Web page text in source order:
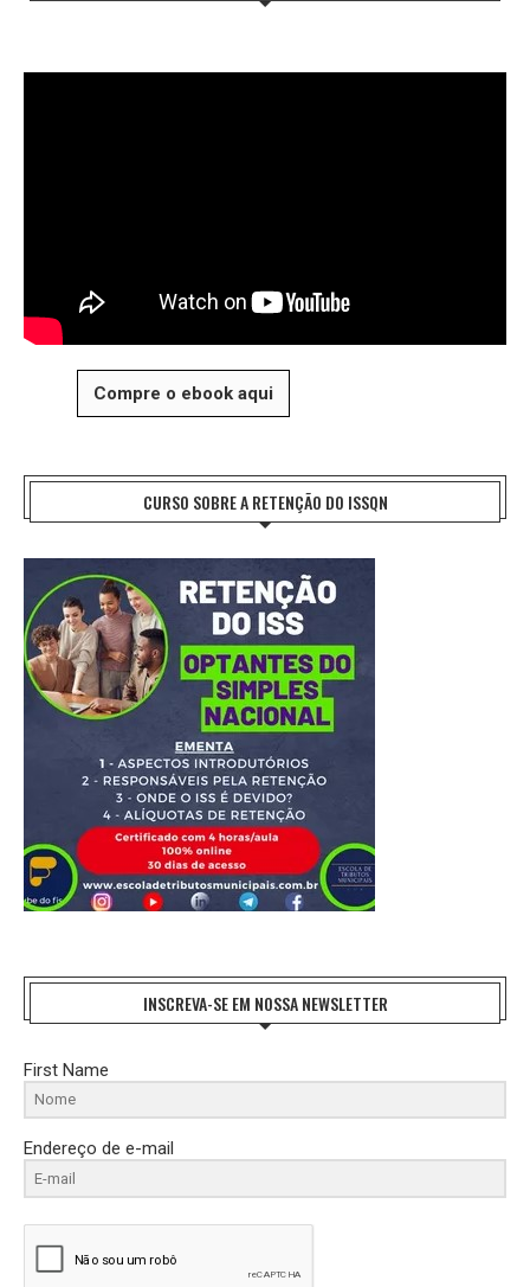
Compre o ebook aqui
CURSO SOBRE A RETENÇÃO DO ISSQN
INSCREVA-SE EM NOSSA NEWSLETTER
First Name
Endereço de e-mail